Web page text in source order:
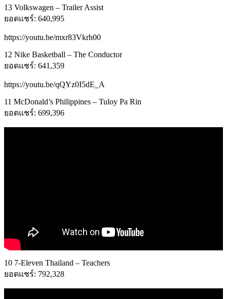
13 Volkswagen – Trailer Assist
ยอดแชร์: 640,995
https://youtu.be/mxr83Vkrh00
12 Nike Basketball – The Conductor
ยอดแชร์: 641,359
https://youtu.be/qQYz0I5dE_A
11 McDonald’s Philippines – Tuloy Pa Rin
ยอดแชร์: 699,396
10 7-Eleven Thailand – Teachers
ยอดแชร์: 792,328